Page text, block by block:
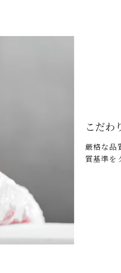
こだわ
厳格な品
質基準を